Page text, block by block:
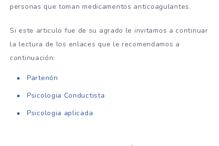
personas que toman medicamentos anticoagulantes.
Si este articulo fue de su agrado le invitamos a continuar
la lectura de los enlaces que le recomendamos a
continuación:
Partenón
Psicologia Conductista
Psicologia aplicada